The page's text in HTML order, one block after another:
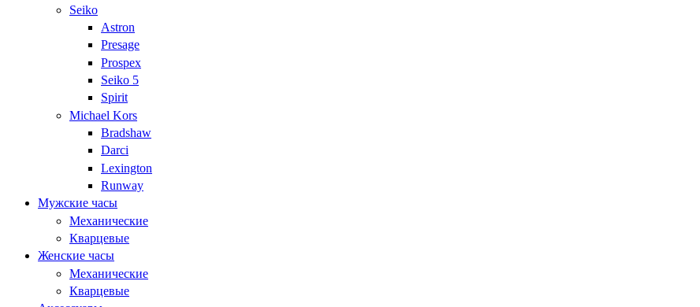
Seiko
Astron
Presage
Prospex
Seiko 5
Spirit
Michael Kors
Bradshaw
Darci
Lexington
Runway
Мужские часы
Механические
Кварцевые
Женские часы
Механические
Кварцевые